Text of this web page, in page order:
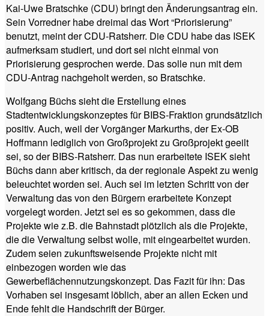
Kai-Uwe Bratschke (CDU) bringt den Änderungsantrag ein.
Sein Vorredner habe dreimal das Wort “Priorisierung”
benutzt, meint der CDU-Ratsherr. Die CDU habe das ISEK
aufmerksam studiert, und dort sei nicht einmal von
Priorisierung gesprochen werde. Das solle nun mit dem
CDU-Antrag nachgeholt werden, so Bratschke.
Wolfgang Büchs sieht die Erstellung eines
Stadtentwicklungskonzeptes für BIBS-Fraktion grundsätzlich
positiv. Auch, weil der Vorgänger Markurths, der Ex-OB
Hoffmann lediglich von Großprojekt zu Großprojekt geeilt
sei, so der BIBS-Ratsherr. Das nun erarbeitete ISEK sieht
Büchs dann aber kritisch, da der regionale Aspekt zu wenig
beleuchtet worden sei. Auch sei im letzten Schritt von der
Verwaltung das von den Bürgern erarbeitete Konzept
vorgelegt worden. Jetzt sei es so gekommen, dass die
Projekte wie z.B. die Bahnstadt plötzlich als die Projekte,
die die Verwaltung selbst wolle, mit eingearbeitet wurden.
Zudem seien zukunftsweisende Projekte nicht mit
einbezogen worden wie das
Gewerbeflächennutzungskonzept. Das Fazit für ihn: Das
Vorhaben sei insgesamt löblich, aber an allen Ecken und
Ende fehlt die Handschrift der Bürger.